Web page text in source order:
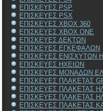
ΕΠΙΣΚΕΥΕΣ PSP
ΕΠΙΣΚΕΥΕΣ PSX
ΕΠΙΣΚΕΥΕΣ XBOX 360
ΕΠΙΣΚΕΥΕΣ XBOX ONE
ΕΠΙΣΚΕΥΕΣ ΔΕΚΤΩΝ
ΕΠΙΣΚΕΥΕΣ ΕΓΚΕΦΑΛΩΝ
ΕΠΙΣΚΕΥΕΣ ΕΝΙΣΧΥΤΩΝ
ΕΠΙΣΚΕΥΕΣ ΗΧΕΙΩΝ
ΕΠΙΣΚΕΥΕΣ ΜΟΝΑΔΩΝ
ΕΠΙΣΚΕΥΕΣ ΠΛΑΚΕΤΑΣ
ΕΠΙΣΚΕΥΕΣ ΠΛΑΚΕΤΑΣ
ΕΠΙΣΚΕΥΕΣ ΠΛΑΚΕΤΑΣ
ΕΠΙΣΚΕΥΕΣ ΠΛΑΚΕΤΑΣ